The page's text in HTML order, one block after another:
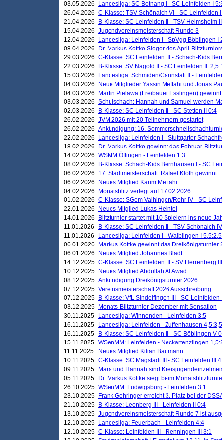
03.05.2026
Landesliga: SC Botnang I - SC Leinfelden I
26.04.2026 C-Klasse: TSV Schönaich VI - SC Leinfelden
21.04.2026
B-Klasse: SC Leinfelden II - TSV Heimsheim
15.04.2026 Jugendvereinsmeisterschaft Runde 3
12.04.2026
Landesliga: Leinfelden I - SpVgg Böblingen I
08.04.2026
Dr. Markus Kottke Sieger des April-
29.03.2026 C-Klasse: SC Leinfelden III - Schach-Kids
22.03.2026
B-Klasse: SV Nagold II - SC Leinfelden II:
15.03.2026
Landesliga: Schmiden/Cannstatt II -
04.03.2026
Neue Mitglieder Yassin Meftahi und Jonas
04.03.2026
Martin Pielawa (Freibauer Esslingen)
03.03.2026 Schulschach: Hannah und Samuel werden
02.03.2026
B-Klasse: SC Leinfelden II - SC Stetten II 0:4
26.02.2026 JVM 2026 mit 20 Teilnehmern gestartet
26.02.2026 Ankündigung: 16.
22.02.2026
Landesliga: Leinfelden I - Stuttgarter
18.02.2026
Dr. Markus Kottke gewinnt das Februar-
14.02.2026 WSMM Öffingen - Leinfelden 1:3
08.02.2026
B-Klasse: Schach-Kids Bernhausen I - SC
06.02.2026
17. Stadtmeisterschaft: Rafael Kloth gewinnt
06.02.2026
Neues Mitglied Karim Meftahi
04.02.2026
Monatsblitz verlegt auf 17.02.2026
01.02.2026 C-Klasse: SGem Vaihingen/Rohr IV - SC
22.01.2026
Neues Mitglied Lukas Heintel
14.01.2026
Blitzturnier startet mit 10 Spielern ins neue
11.01.2026
B-Klasse: SC Leinfelden II - TSV Schönaich
11.01.2026
Landesliga: Leinfelden I - Waiblingen I 5,5:2,5
06.01.2026
Markus Kottke gewinnt das Dreikönigsturnier
06.01.2026
Neues Mitglied Johannes Bladt
14.12.2025 C-Klasse: SC Leinfelden III - SV Herrenberg
10.12.2025
Neues Mitglied Abdullah Al Awad
08.12.2025 Ankündigung Dreikönigsturnier 2026
07.12.2025 Vereinsmeisterschaft 2026 Ausschreibung
07.12.2025
B-Klasse: VfL Sindelfingen III - SC Leinfelden
03.12.2025
Monats-Blitzturnier Dezember mit Sensation
30.11.2025
Landesliga: Winnenden - Leinfelden 3:5
16.11.2025
Landesliga: Leinfelden - Zuffenhausen 4,5:3,5
16.11.2025
B-Klasse: SC Leinfelden II - SC Böblingen V
15.11.2025 WSenMM: Leinfelden - Neckartenzlingen
11.11.2025
Neues Mitglied Kilian Baumann
10.11.2025 C-Klasse: SC Magstadt III - SC Leinfelden III
09.11.2025
Mara und Hannah sind
05.11.2025
Dr. Markus Kottke siegt beim
26.10.2025 WSenMM: Ludwigsburg - Leinfelden 3:1
23.10.2025
Frank Gehringer erreicht 3. Platz bei der
21.10.2025
B-Klasse: Leonberg III - Leinfelden II 0:4
13.10.2025 Jugendvereinsmeisterschaft Runde 7 ist
12.10.2025
Landesliga: Feuerbach - Leinfelden 4:4
12.10.2025 C-Klasse: Leinfelden III - Renningen III 3:1